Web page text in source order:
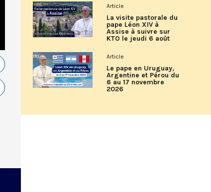
Article
La visite pastorale du
pape Léon XIV à
Assise à suivre sur
KTO le jeudi 6 août
Article
Le pape en Uruguay,
Argentine et Pérou du
6 au 17 novembre
2026